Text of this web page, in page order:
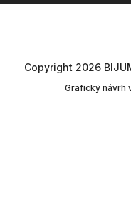
Copyright 2026
Grafický návrh